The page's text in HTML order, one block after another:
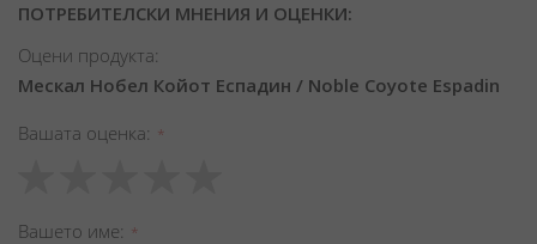
ПОТРЕБИТЕЛСКИ МНЕНИЯ И ОЦЕНКИ:
Оцени продукта:
Мескал Нобел Койот Еспадин / Noble Coyote Espadin
Вашата оценка
star
stars
stars
stars
stars
Вашето име